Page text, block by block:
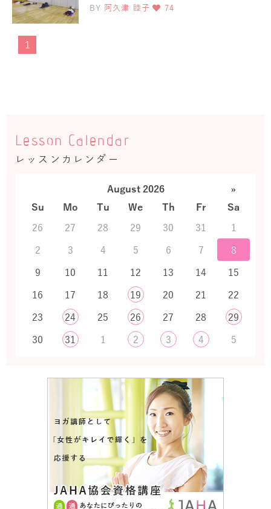
BY 阿久津 睦子 74
1
Lesson Calendar
レッスンカレンダー
August 2026
»
Su
Mo Tu We Th Fr
Sa
26
27 28 29 30 31
1
2
3 4 5 6 7
8
9
10 11 12 13 14
15
16
17 18 19 20 21
22
23
24 25 26 27 28
29
30
31 1 2 3 4 5